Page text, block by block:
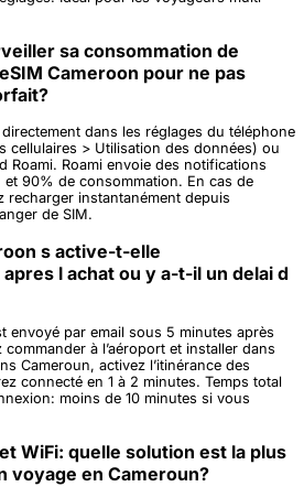
sa consommation de
Cameroon pour ne pas
dans les réglages du téléphone
cellulaires > Utilisation des données) ou
Roami. Roami envoie des notifications
et 90% de consommation. En cas de
recharger instantanément depuis
de SIM.
s active-t-elle
l achat ou y a-t-il un delai d
envoyé par email sous 5 minutes après
commander à l’aéroport et installer dans
Cameroun, activez l’itinérance des
connecté en 1 à 2 minutes. Temps total
moins de 10 minutes si vous
WiFi: quelle solution est la plus
voyage en Cameroun?